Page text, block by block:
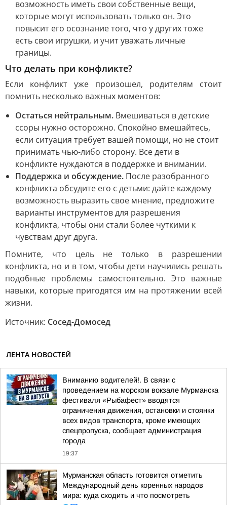
возможность иметь свои собственные вещи,
которые могут использовать только он. Это
повысит его осознание того, что у других тоже
есть свои игрушки, и учит уважать личные
границы.
Что делать при конфликте?
Если конфликт уже произошел, родителям стоит
помнить несколько важных моментов:
Остаться нейтральным. Вмешиваться в детские
ссоры нужно осторожно. Спокойно вмешайтесь,
если ситуация требует вашей помощи, но не стоит
принимать чью-либо сторону. Все дети в
конфликте нуждаются в поддержке и внимании.
Поддержка и обсуждение. После разобранного
конфликта обсудите его с детьми: дайте каждому
возможность выразить свое мнение, предложите
варианты инструментов для разрешения
конфликта, чтобы они стали более чуткими к
чувствам друг друга.
Помните, что цель не только в разрешении
конфликта, но и в том, чтобы дети научились решать
подобные проблемы самостоятельно. Это важные
навыки, которые пригодятся им на протяжении всей
жизни.
Источник: Сосед-Домосед
ЛЕНТА НОВОСТЕЙ
Вниманию водителей!. В связи с
проведением на морском вокзале Мурманска
фестиваля «Рыбафест» вводятся
ограничения движения, остановки и стоянки
всех видов транспорта, кроме имеющих
спецпропуска, сообщает администрация
города
19:37
Мурманская область готовится отметить
Международный день коренных народов
мира: куда сходить и что посмотреть